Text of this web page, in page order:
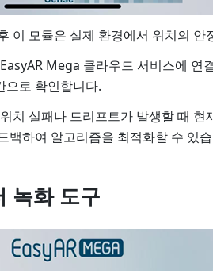
이 모듈은 실제 환경에서 위치의
Mega 클라우드 서비스에
으로 확인합니다.
치 실패나 드리프트가 발생할 때
백하여 알고리즘을 최적화할 수 있
녹화 도구